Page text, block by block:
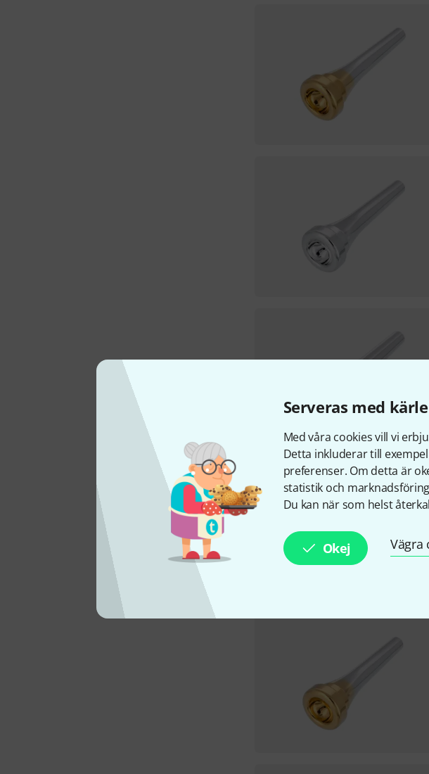
Serveras med
Med våra cookies vill vi
Detta inkluderar till
preferenser. Om detta är
statistik och
Du kan när som helst
Okej Vägra